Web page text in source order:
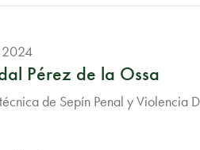
2024
Pérez de la Ossa
de Sepín Penal y Violencia